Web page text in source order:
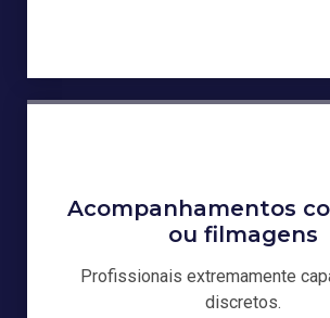
Acompanhamentos
ou filmagens
Profissionais extremamente
discretos.